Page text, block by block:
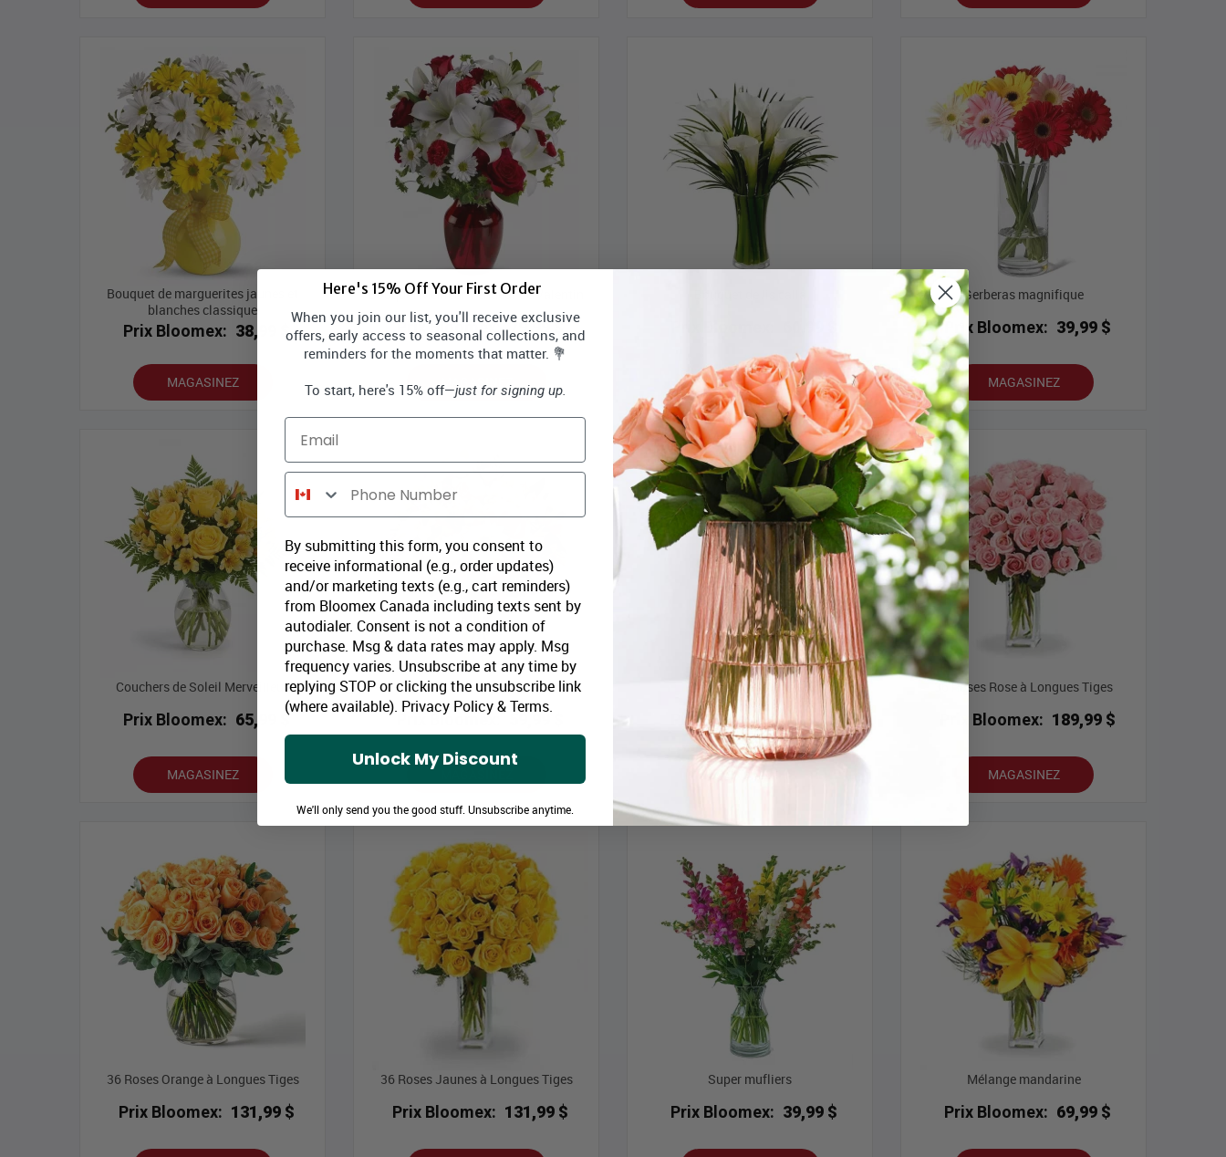
Bouquet de marguerites jaunes et
blanches classique
Prix Bloomex: 38,99 $
MAGASINEZ
Bouquet Meilleur Vendeur de Valentin
Prix Bloomex: 79,99 $
MAGASINEZ MAGASINEZ
Gerberas magnifique
Prix Bloomex: 39,99 $
MAGASINEZ
Couchers de Soleil Merveilleux
Prix Bloomex: 65,99 $
MAGASINEZ
Plaisir délicat
Prix Bloomex:
Floraison des Cerisiers
Prix Bloomex: 79,99 $
MAGASINEZ
36 Roses Rose à Longues Tiges
Prix Bloomex: 189,99 $
MAGASINEZ
36 Roses Orange à Longues Tiges
Prix Bloomex: 131,99 $
36 Roses Jaunes à Longues Tiges
Prix Bloomex: 131,99 $
Super mufliers
Prix Bloomex: 39,99 $
Mélange mandarine
Prix Bloomex: 69,99 $
Here's 15% Off Your First Order
When you join our list, you'll receive exclusive
offers, early access to seasonal collections, and
reminders for the moments that matter. 💐
To start, here's 15% off—just for signing up.
Email
Phone Number
By submitting this form, you consent to
receive informational (e.g., order updates)
and/or marketing texts (e.g., cart reminders)
from Bloomex Canada including texts sent by
autodialer. Consent is not a condition of
purchase. Msg & data rates may apply. Msg
frequency varies. Unsubscribe at any time by
replying STOP or clicking the unsubscribe link
(where available). Privacy Policy&Terms.
Unlock My Discount
We'll only send you the good stuff. Unsubscribe anytime.